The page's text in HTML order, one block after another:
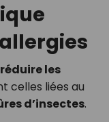
réduire les
celles liées au
d’insectes.